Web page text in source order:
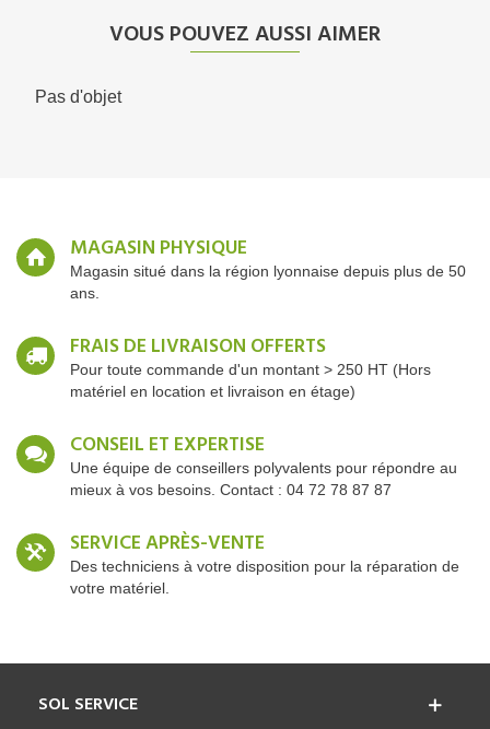
VOUS POUVEZ AUSSI AIMER
Pas d'objet
MAGASIN PHYSIQUE
Magasin situé dans la région lyonnaise depuis plus de 50
ans.
FRAIS DE LIVRAISON OFFERTS
Pour toute commande d'un montant > 250 HT (Hors
matériel en location et livraison en étage)
CONSEIL ET EXPERTISE
Une équipe de conseillers polyvalents pour répondre au
mieux à vos besoins. Contact : 04 72 78 87 87
SERVICE APRÈS-VENTE
Des techniciens à votre disposition pour la réparation de
votre matériel.
SOL SERVICE